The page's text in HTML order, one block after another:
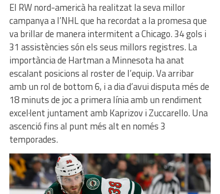
El RW nord-americà ha realitzat la seva millor
campanya a l’NHL que ha recordat a la promesa que
va brillar de manera intermitent a Chicago. 34 gols i
31 assistències són els seus millors registres. La
importància de Hartman a Minnesota ha anat
escalant posicions al roster de l’equip. Va arribar
amb un rol de bottom 6, i a dia d’avui disputa més de
18 minuts de joc a primera línia amb un rendiment
excel·lent juntament amb Kaprizov i Zuccarello. Una
ascenció fins al punt més alt en només 3
temporades.